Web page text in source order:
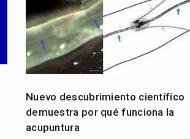
Nuevo descubrimiento científico
demuestra por qué funciona la
acupuntura